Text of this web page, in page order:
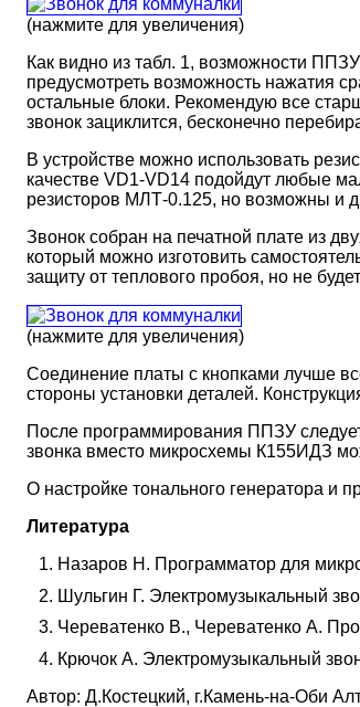
(нажмите для увеличения)
Как видно из табл. 1, возможности
предусмотреть возможность нажатия
остальные блоки. Рекомендую все
звонок зациклится, бесконечно
В устройстве можно использовать
качестве VD1-VD14 подойдут любые
резисторов МЛТ-0.125, но возможны и
Звонок собран на печатной плате из
который можно изготовить
защиту от теплового пробоя, но не
(нажмите для увеличения)
Соединение платы с кнопками лучше
стороны установки деталей.
После программирования ППЗУ
звонка вместо микросхемы К155ИДЗ
О настройке тонального генератора и
Литература
Назаров Н. Программатор для
Шульгин Г. Электромузыкальный
Череватенко В., Череватенко А.
Крючок А. Электромузыкальный
Автор: Д.Костецкий, г.Камень-на-Оби